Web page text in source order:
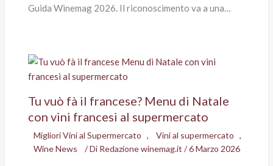
Guida Winemag 2026. Il riconoscimento va a una…
Tu vuò fà il francese? Menu di Natale
con vini francesi al supermercato
Migliori Vini al Supermercato , Vini al supermercato ,
Wine News
/ Di Redazione winemag.it /6 Marzo 2026